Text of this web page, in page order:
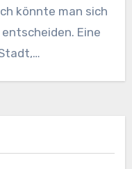
könnte man sich
Eine